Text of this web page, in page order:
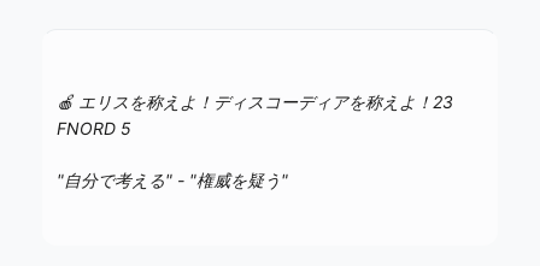
🍎 エリスを称えよ！ディスコーディアを称えよ！23
FNORD 5
"自分で考える" - "権威を疑う"